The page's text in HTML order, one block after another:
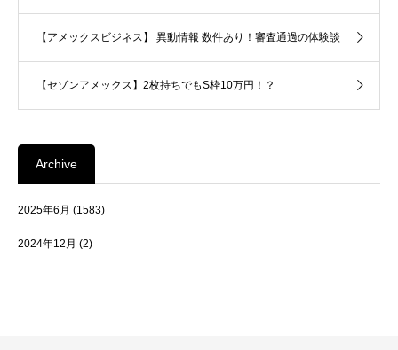
【アメックスビジネス】 異動情報 数件あり！審査通過の体験談
【セゾンアメックス】2枚持ちでもS枠10万円！？
Archive
2025年6月 (1583)
2024年12月 (2)